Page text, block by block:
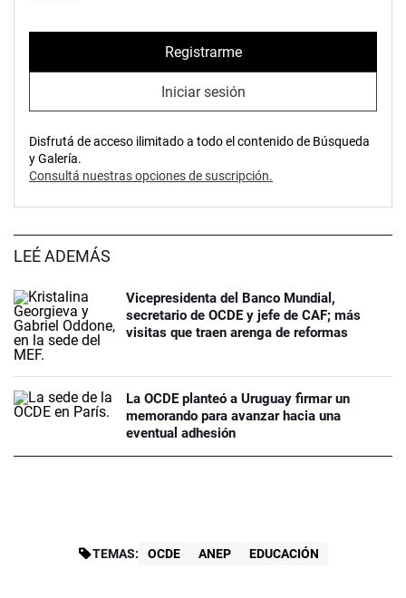
Registrarme
Iniciar sesión
Disfrutá de acceso ilimitado a todo el contenido de Búsqueda
y Galería.
Consultá nuestras opciones de suscripción.
LEÉ ADEMÁS
Vicepresidenta del Banco Mundial,
secretario de OCDE y jefe de CAF; más
visitas que traen arenga de reformas
La OCDE planteó a Uruguay firmar un
memorando para avanzar hacia una
eventual adhesión
TEMAS: OCDE ANEP EDUCACIÓN